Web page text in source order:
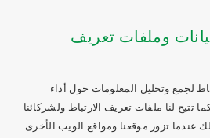
وملفات تعريف
لجمع وتحليل المعلومات حول أداء
تتيح لنا ملفات تعريف الارتباط ولشركائنا
عندما تزور موقعنا ومواقع الويب الأخرى